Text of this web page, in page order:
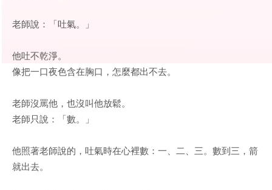
老師說：「吐氣。」
他吐不乾淨。
像把一口夜色含在胸口，怎麼都出不去。
老師沒罵他，也沒叫他放鬆。
老師只說：「數。」
他照著老師說的，吐氣時在心裡數：一、二、三。數到三，箭
就出去。